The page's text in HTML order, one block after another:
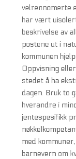
velrennomerte
har vært
beskrivelse av
postene ut i
kommunen
Oppvisning
stedet å ha
dagen. Bruk to
hverandre i
jentespesifikk
med
barnevern om